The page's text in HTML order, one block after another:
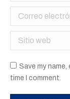
Correo
Sitio web
Save my
time I comment.